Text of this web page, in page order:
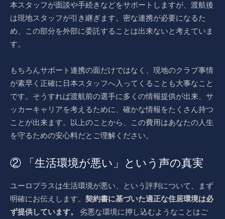
本スタッフが面談や手続きなどをサポートしますが、渡航後
は現地スタッフが引き継ぎます。密な連携が必要になるた
め、この部分を外部に委託することは出来ないと考えていま
す。
もちろんサポート連携の面だけではなく、現地のクラブ事情
が素早く正確に日本スタッフへ入ってくることも大事なこと
です。そうすれば渡航前の選手に多くの情報提供が出来、サ
ッカーキャリアを考えるために、確かな情報をたくさん持つ
ことが出来ます。以上のことから、この費用はあなたの人生
を守るための安心料だとご理解ください。
② 「生活環境が悪い」という声の真実
ユーロプラスは生活環境が悪い、という評判について、まず
明確にお伝えします。 契約書に基づいた適正な住居環境は必
ず提供しています。
劣悪な環境に押し込むようなことはご